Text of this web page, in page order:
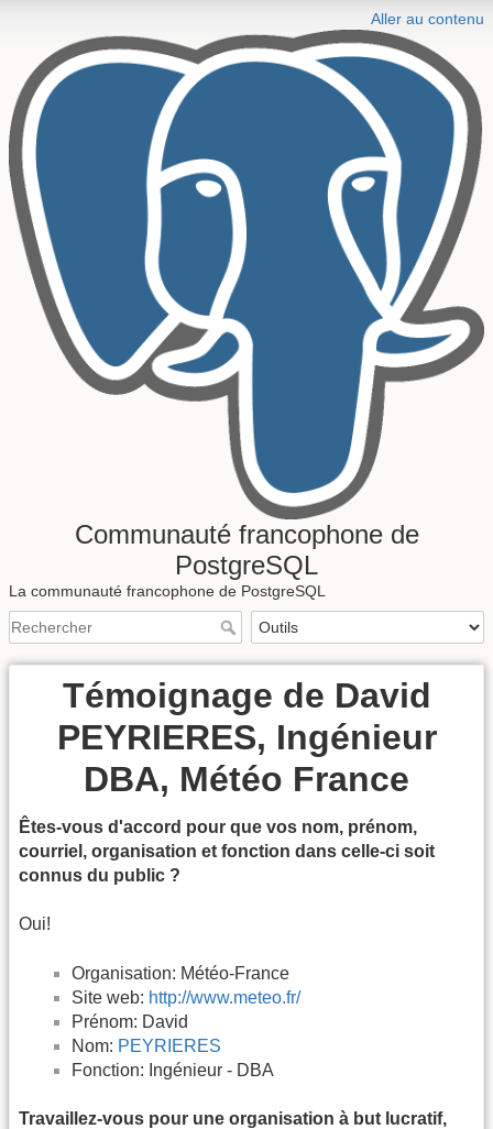
Aller au contenu
Communauté francophone de
PostgreSQL
La communauté francophone de PostgreSQL
Témoignage de David
PEYRIERES, Ingénieur
DBA, Météo France
Êtes-vous d'accord pour que vos nom, prénom,
courriel, organisation et fonction dans celle-ci soit
connus du public ?
Oui!
Organisation: Météo-France
Site web: http://www.meteo.fr/
Prénom: David
Nom: PEYRIERES
Fonction: Ingénieur - DBA
Travaillez-vous pour une organisation à but lucratif,